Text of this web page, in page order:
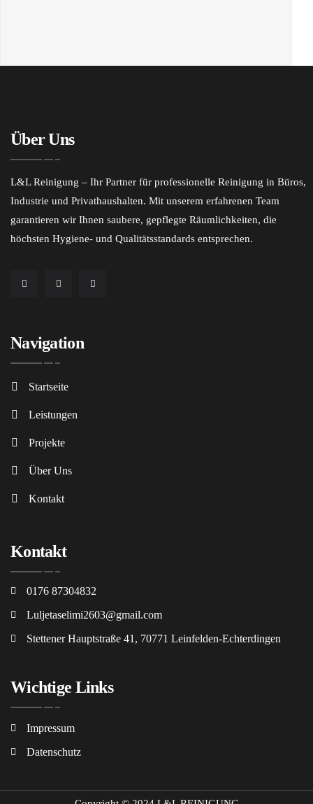
Über Uns
L&L Reinigung – Ihr Partner für professionelle Reinigung in Büros,
Industrie und Privathaushalten. Mit unserem erfahrenen Team
garantieren wir Ihnen saubere, gepflegte Räumlichkeiten, die
höchsten Hygiene- und Qualitätsstandards entsprechen.
Navigation
Startseite
Leistungen
Projekte
Über Uns
Kontakt
Kontakt
0176 87304832
Luljetaselimi2603@gmail.com
Stettener Hauptstraße 41, 70771 Leinfelden-Echterdingen
Wichtige Links
Impressum
Datenschutz